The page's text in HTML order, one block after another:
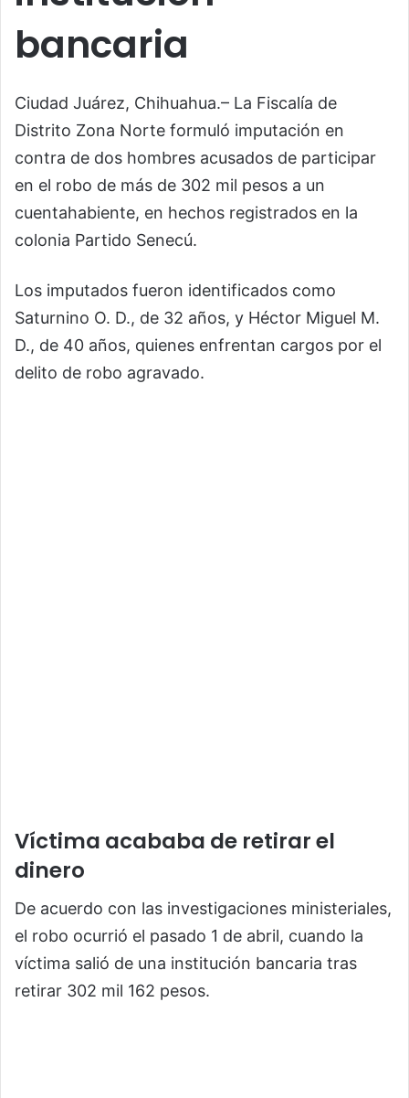
bancaria
Ciudad Juárez, Chihuahua.– La Fiscalía de
Distrito Zona Norte formuló imputación en
contra de dos hombres acusados de participar
en el robo de más de 302 mil pesos a un
cuentahabiente, en hechos registrados en la
colonia Partido Senecú.
Los imputados fueron identificados como
Saturnino O. D., de 32 años, y Héctor Miguel M.
D., de 40 años, quienes enfrentan cargos por el
delito de robo agravado.
Víctima acababa de retirar el
dinero
De acuerdo con las investigaciones ministeriales,
el robo ocurrió el pasado 1 de abril, cuando la
víctima salió de una institución bancaria tras
retirar 302 mil 162 pesos.